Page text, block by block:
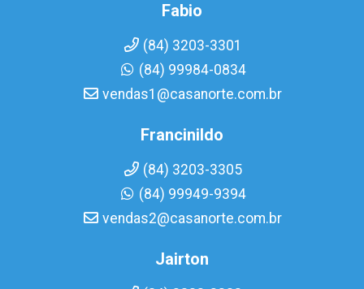
Fabio
(84) 3203-3301
(84) 99984-0834
vendas1@casanorte.com.br
Francinildo
(84) 3203-3305
(84) 99949-9394
vendas2@casanorte.com.br
Jairton